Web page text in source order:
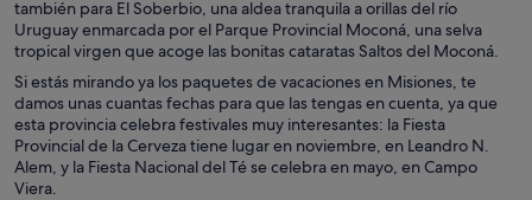
también para El Soberbio, una aldea tranquila a orillas del río
Uruguay enmarcada por el Parque Provincial Moconá, una selva
tropical virgen que acoge las bonitas cataratas Saltos del Moconá.
Si estás mirando ya los paquetes de vacaciones en Misiones, te
damos unas cuantas fechas para que las tengas en cuenta, ya que
esta provincia celebra festivales muy interesantes: la Fiesta
Provincial de la Cerveza tiene lugar en noviembre, en Leandro N.
Alem, y la Fiesta Nacional del Té se celebra en mayo, en Campo
Viera.